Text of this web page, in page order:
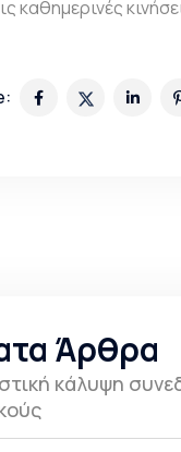
καθημερινές
Άρθρα
κάλυψη